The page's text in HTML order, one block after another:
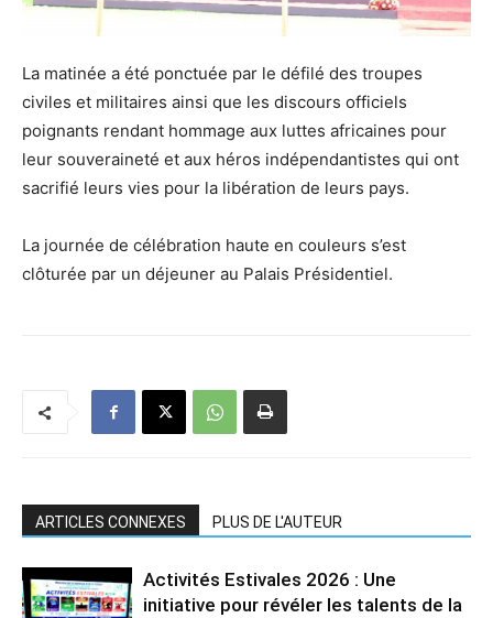
La matinée a été ponctuée par le défilé des troupes
civiles et militaires ainsi que les discours officiels
poignants rendant hommage aux luttes africaines pour
leur souveraineté et aux héros indépendantistes qui ont
sacrifié leurs vies pour la libération de leurs pays.
La journée de célébration haute en couleurs s’est
clôturée par un déjeuner au Palais Présidentiel.
ARTICLES CONNEXES PLUS DE L'AUTEUR
Activités Estivales 2026 : Une
initiative pour révéler les talents de la